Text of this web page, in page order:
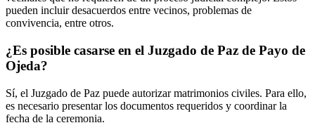
pueden incluir desacuerdos entre vecinos, problemas de
convivencia, entre otros.
¿Es posible casarse en el Juzgado de Paz de Payo de
Ojeda?
Sí, el Juzgado de Paz puede autorizar matrimonios civiles. Para ello,
es necesario presentar los documentos requeridos y coordinar la
fecha de la ceremonia.